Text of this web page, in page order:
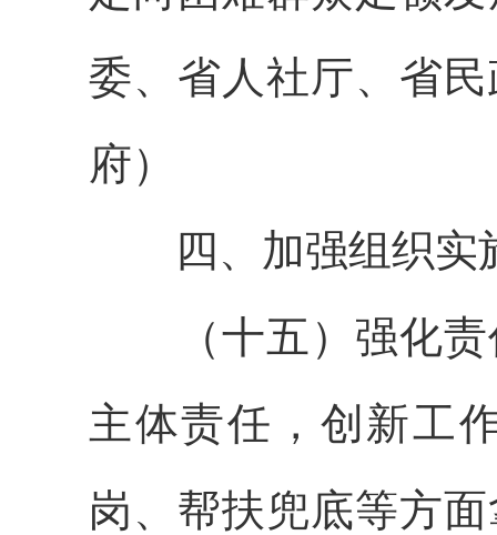
委、省人社厅、省
府）
四、加强组织实
（十五）强化责
主体责任，创新工
岗、帮扶兜底等方